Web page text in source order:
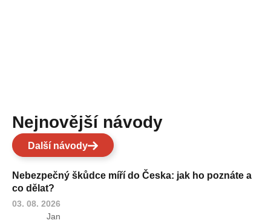
Nejnovější návody
Další návody
Nebezpečný škůdce míří do Česka: jak ho poznáte a
co dělat?
03. 08. 2026
Jan